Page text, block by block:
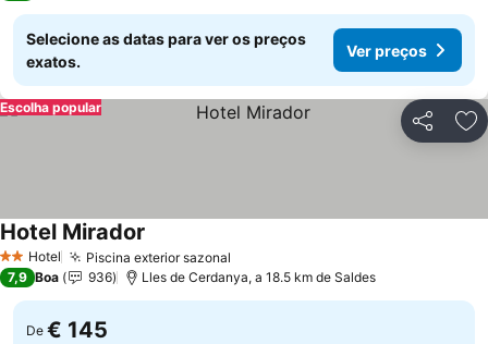
Selecione as datas para ver os preços
exatos.
Ver preços
Partilhar
Escolha popular
2 Estrelas
Hotel Piscina exterior sazonal
Hotel Mirador
7,9 Boa 936 Lles de Cerdanya, a 18.5 km de Saldes
De € 145